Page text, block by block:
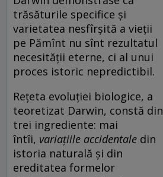
trăsăturile specifice și
varietatea nesfîrșită a vieții
pe Pămînt nu sînt rezultatul
necesității eterne, ci al unui
proces istoric nepredictibil.
Rețeta evoluției biologice, a
teoretizat Darwin, constă din
trei ingrediente: mai
întîi, variațiile accidentale din
istoria naturală și din
ereditatea formelor